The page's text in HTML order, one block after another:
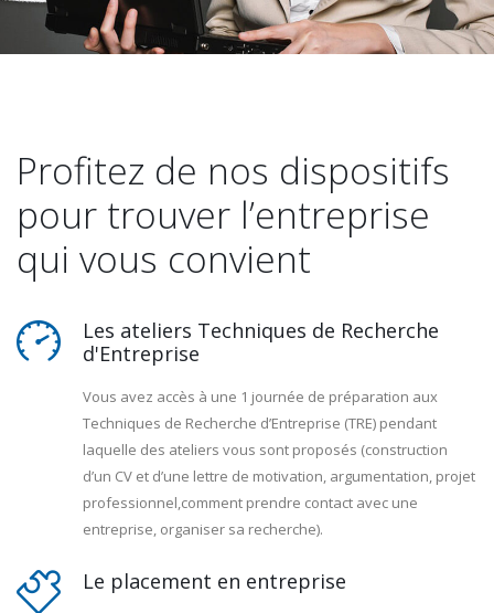
Profitez de nos dispositifs
pour trouver l’entreprise
qui vous convient
Les ateliers Techniques de Recherche
d'Entreprise
Vous avez accès à une 1 journée de préparation aux
Techniques de Recherche d’Entreprise (TRE) pendant
laquelle des ateliers vous sont proposés (construction
d’un CV et d’une lettre de motivation, argumentation, projet
professionnel,comment prendre contact avec une
entreprise, organiser sa recherche).
Le placement en entreprise